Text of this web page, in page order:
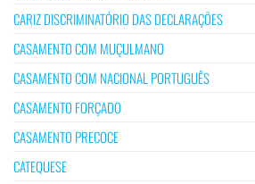
CARIZ DISCRIMINATÓRIO DAS DECLARAÇÕES
CASAMENTO COM MUÇULMANO
CASAMENTO COM NACIONAL PORTUGUÊS
CASAMENTO FORÇADO
CASAMENTO PRECOCE
CATEQUESE